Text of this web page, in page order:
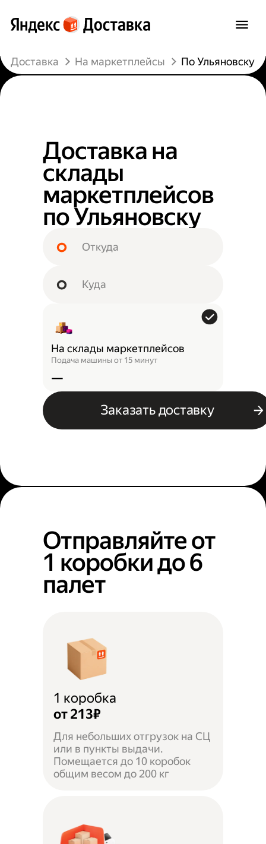
Доставка На маркетплейсы По Ульяновску
Доставка на
склады
маркетплейсов
по Ульяновску
На склады маркетплейсов
Подача машины от 15 минут
—
Заказать доставку
Отправляйте от
1 коробки до 6
палет
1 коробка
от 213₽
Для небольших отгрузок на СЦ
или в пункты выдачи.
Помещается до 10 коробок
общим весом до 200 кг